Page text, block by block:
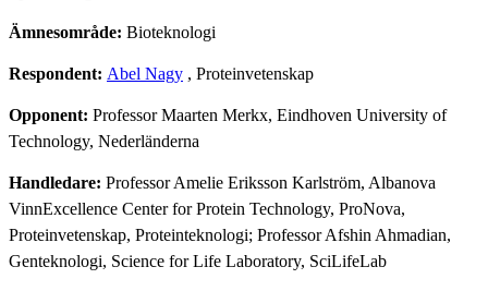
Ämnesområde: Bioteknologi
Respondent: Abel Nagy , Proteinvetenskap
Opponent: Professor Maarten Merkx, Eindhoven University of
Technology, Nederländerna
Handledare: Professor Amelie Eriksson Karlström, Albanova
VinnExcellence Center for Protein Technology, ProNova,
Proteinvetenskap, Proteinteknologi; Professor Afshin Ahmadian,
Genteknologi, Science for Life Laboratory, SciLifeLab